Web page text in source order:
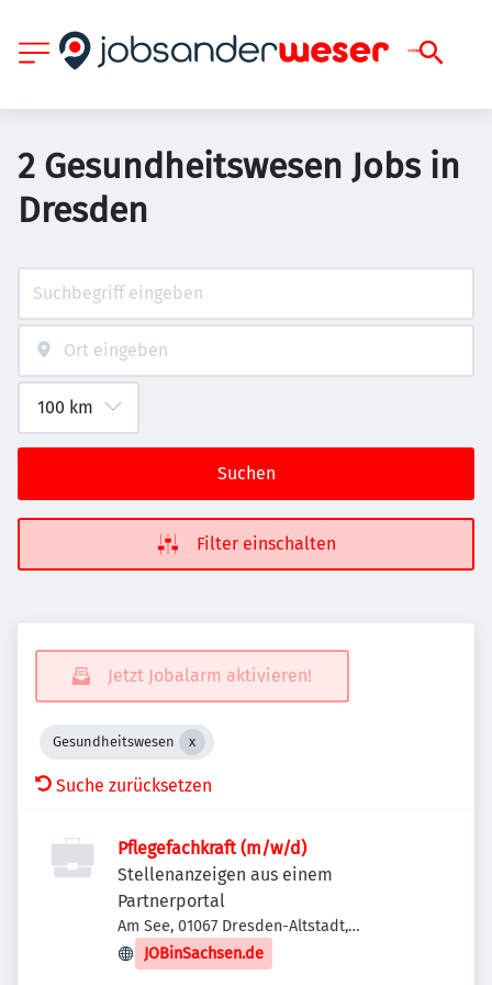
2 Gesundheitswesen Jobs in
Dresden
Suchen
Filter einschalten
Jetzt Jobalarm aktivieren!
Gesundheitswesen
Suche zurücksetzen
Pflegefachkraft (m/w/d)
Stellenanzeigen aus einem
Partnerportal
Am See, 01067 Dresden-Altstadt,
Deutschland
JOBinSachsen.de